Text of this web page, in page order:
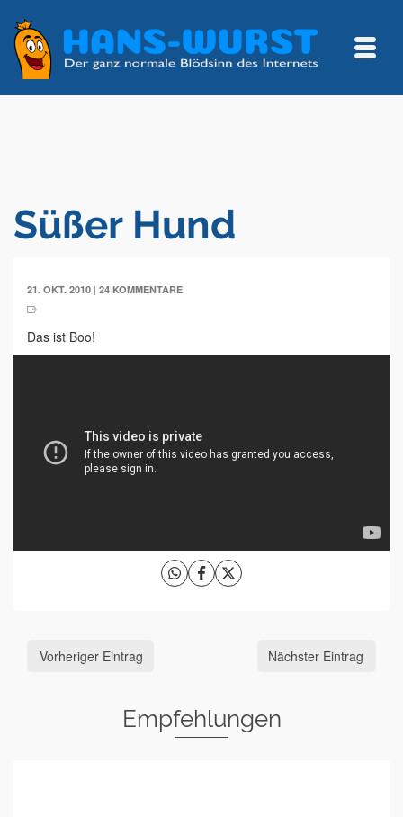
Süßer Hund
21. OKT. 2010 | 24 KOMMENTARE
Das ist Boo!
Vorheriger Eintrag Nächster Eintrag
Empfehlungen